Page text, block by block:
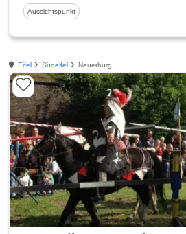
Aussichtspunkt
Eifel Südeifel Neuerburg